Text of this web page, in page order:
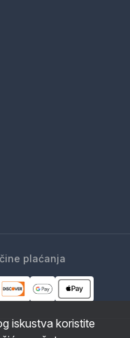
plaćanja
iskustva koristite